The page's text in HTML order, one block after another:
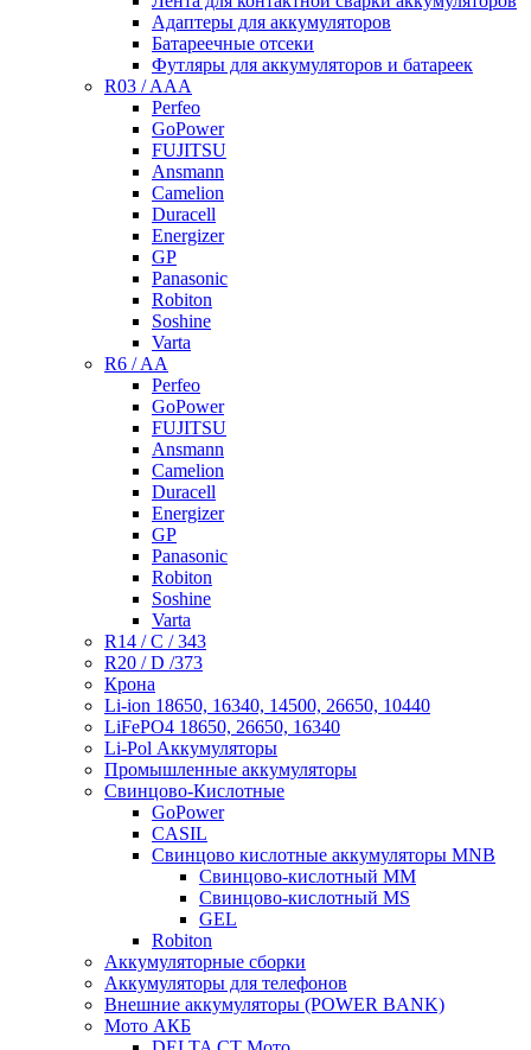
Адаптеры для аккумуляторов
Батареечные отсеки
Футляры для аккумуляторов и батареек
R03 / AAA
Perfeo
GoPower
FUJITSU
Ansmann
Camelion
Duracell
Energizer
GP
Panasonic
Robiton
Soshine
Varta
R6 / AA
Perfeo
GoPower
FUJITSU
Ansmann
Camelion
Duracell
Energizer
GP
Panasonic
Robiton
Soshine
Varta
R14 / C / 343
R20 / D /373
Крона
Li-ion 18650, 16340, 14500, 26650, 10440
LiFePO4 18650, 26650, 16340
Li-Pol Аккумуляторы
Промышленные аккумуляторы
Свинцово-Кислотные
GoPower
CASIL
Свинцово кислотные аккумуляторы MNB
Cвинцово-кислотный MM
Cвинцово-кислотный MS
GEL
Robiton
Аккумуляторные сборки
Аккумуляторы для телефонов
Внешние аккумуляторы (POWER BANK)
Мото АКБ